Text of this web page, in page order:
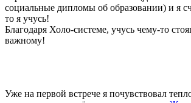
социальные дипломы об образовании) и я
то я учусь!
Благодаря Холо-системе, учусь чему-то
важному!
Уже на первой встрече я почувствовал